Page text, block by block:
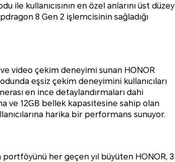
ile kullanıcısının en özel anlarını üst düzey
8 Gen 2 işlemcisinin sağladığı
video çekim deneyimi sunan HONOR
eşsiz çekim deneyimini kullanıcıları
en ince detaylandırmaları dahi
ve 12GB bellek kapasitesine sahip olan
harika bir performans sunuyor.
portföyünü her geçen yıl büyüten HONOR, 3